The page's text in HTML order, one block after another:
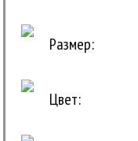
Размер:
Цвет: